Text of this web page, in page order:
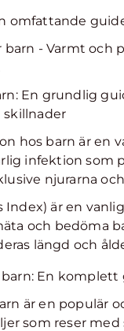
omfattande
barn - Varmt och
En grundlig
hos barn är en
infektion som
njurarna
Index) är en
och bedöma
längd och
En komplett
är en populär
som reser med